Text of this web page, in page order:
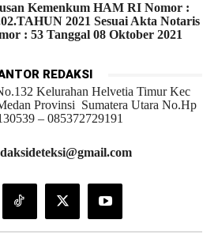
Kemenkum HAM RI Nomor :
2021 Sesuai Akta Notaris
: 53 Tanggal 08 Oktober 2021
REDAKSI
Kelurahan Helvetia Timur Kec
Provinsi Sumatera Utara No.Hp
– 085372729191